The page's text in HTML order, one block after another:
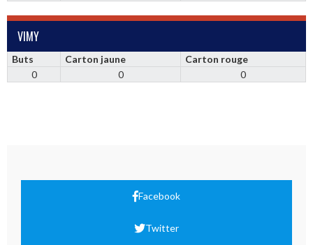
VIMY
Buts Carton jaune
Carton rouge
0
0 0
Facebook
Twitter